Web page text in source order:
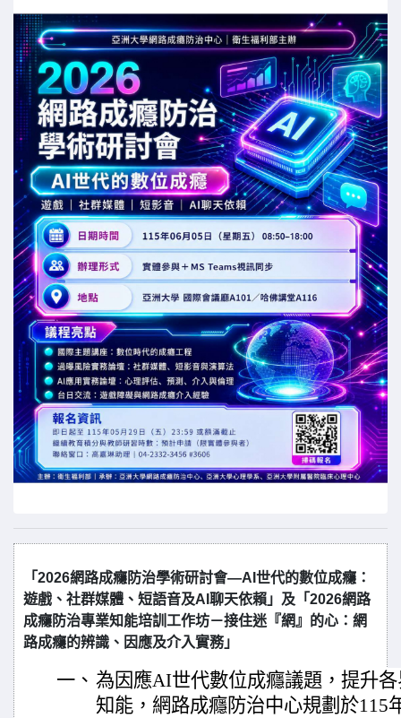
「2026網路成癮防治學術研討會—AI世代的數位成癮：
遊戲、社群媒體、短語音及AI聊天依賴」及「2026網路
成癮防治專業知能培訓工作坊－接住迷『網』的心：網
路成癮的辨識、因應及介入實務」
一、 為因應AI世代數位成癮議題，提升
知能，網路成癮防治中心規劃於115